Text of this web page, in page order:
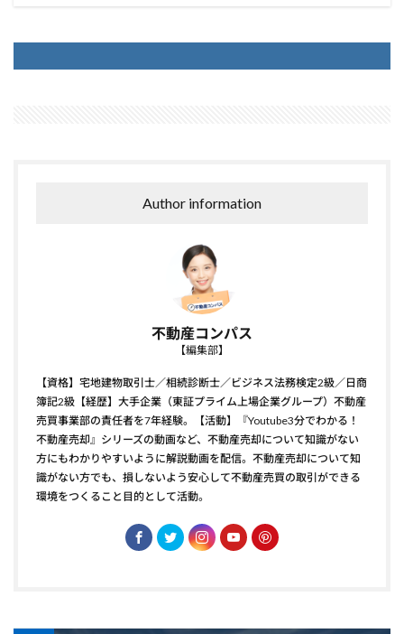
Author information
不動産コンパス
【編集部】
【資格】宅地建物取引士／相続診断士／ビジネス法務検定2級／日商
簿記2級【経歴】大手企業（東証プライム上場企業グループ）不動産
売買事業部の責任者を7年経験。【活動】『Youtube3分でわかる！
不動産売却』シリーズの動画など、不動産売却について知識がない
方にもわかりやすいように解説動画を配信。不動産売却について知
識がない方でも、損しないよう安心して不動産売買の取引ができる
環境をつくること目的として活動。